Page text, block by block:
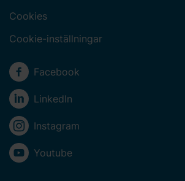
Lund
Långshyttan
M
Malmö
Malmö - Fire & Security
Cookies
Cookie-inställningar
Sociala medier
Facebook
LinkedIn
Instagram
Youtube